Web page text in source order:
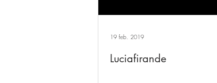
Luciafirande
19 feb. 2019